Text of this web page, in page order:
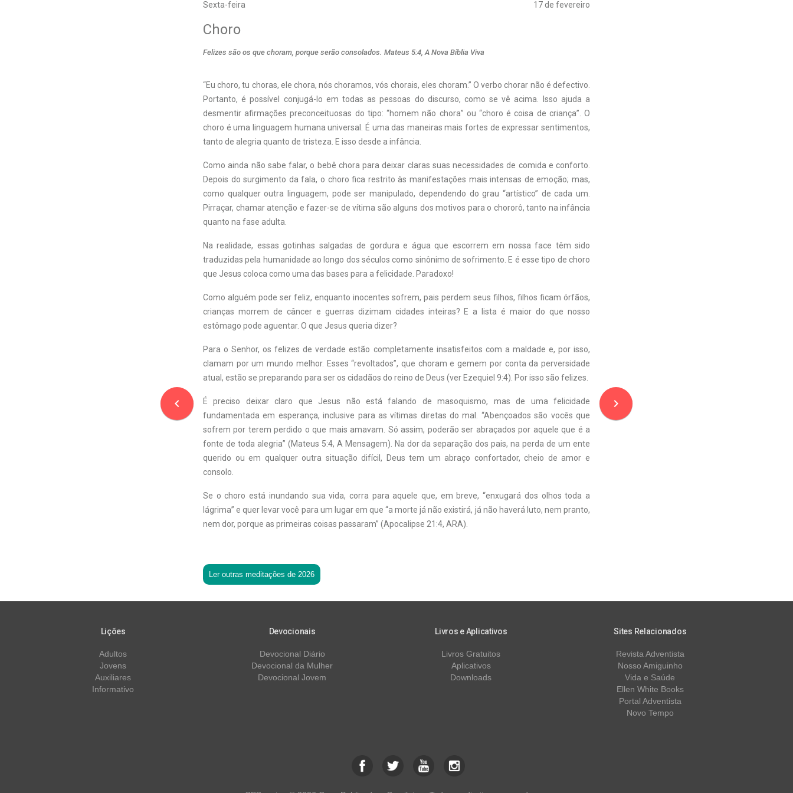
Sexta-feira 17 de fevereiro
navigate_before
Choro
Felizes são os que choram, porque serão consolados. Mateus 5:4, A Nova Bíblia Viva
“Eu choro, tu choras, ele chora, nós choramos, vós chorais, eles choram.” O verbo chorar não é defectivo.
Portanto, é possível conjugá-lo em todas as pessoas do discurso, como se vê acima. Isso ajuda a
desmentir afirmações preconceituosas do tipo: “homem não chora” ou “choro é coisa de criança”. O
choro é uma linguagem humana universal. É uma das maneiras mais fortes de expressar sentimentos,
tanto de alegria quanto de tristeza. E isso desde a infância.
Como ainda não sabe falar, o bebê chora para deixar claras suas necessidades de comida e conforto.
Depois do surgimento da fala, o choro fica restrito às manifestações mais intensas de emoção; mas,
como qualquer outra linguagem, pode ser manipulado, dependendo do grau “artístico” de cada um.
Pirraçar, chamar atenção e fazer-se de vítima são alguns dos motivos para o chororô, tanto na infância
quanto na fase adulta.
Na realidade, essas gotinhas salgadas de gordura e água que escorrem em nossa face têm sido
traduzidas pela humanidade ao longo dos séculos como sinônimo de sofrimento. E é esse tipo de choro
que Jesus coloca como uma das bases para a felicidade. Paradoxo!
Como alguém pode ser feliz, enquanto inocentes sofrem, pais perdem seus filhos, filhos ficam órfãos,
crianças morrem de câncer e guerras dizimam cidades inteiras? E a lista é maior do que nosso
estômago pode aguentar. O que Jesus queria dizer?
Para o Senhor, os felizes de verdade estão completamente insatisfeitos com a maldade e, por isso,
clamam por um mundo melhor. Esses “revoltados”, que choram e gemem por conta da perversidade
atual, estão se preparando para ser os cidadãos do reino de Deus (ver Ezequiel 9:4). Por isso são felizes.
É preciso deixar claro que Jesus não está falando de masoquismo, mas de uma felicidade
fundamentada em esperança, inclusive para as vítimas diretas do mal. “Abençoados são vocês que
sofrem por terem perdido o que mais amavam. Só assim, poderão ser abraçados por aquele que é a
fonte de toda alegria” (Mateus 5:4, A Mensagem). Na dor da separação dos pais, na perda de um ente
querido ou em qualquer outra situação difícil, Deus tem um abraço confortador, cheio de amor e
consolo.
Se o choro está inundando sua vida, corra para aquele que, em breve, “enxugará dos olhos toda a
lágrima” e quer levar você para um lugar em que “a morte já não existirá, já não haverá luto, nem pranto,
nem dor, porque as primeiras coisas passaram” (Apocalipse 21:4, ARA).
Ler outras meditações de 2026
navigate_next
Lições
Adultos
Jovens
Auxiliares
Informativo
Devocionais
Devocional Diário
Devocional da Mulher
Devocional Jovem
Livros e Aplicativos
Livros Gratuitos
Aplicativos
Downloads
Sites Relacionados
Revista Adventista
Nosso Amiguinho
Vida e Saúde
Ellen White Books
Portal Adventista
Novo Tempo